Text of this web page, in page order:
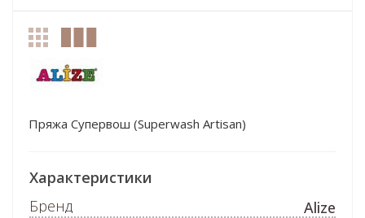
Пряжа Супервош (Superwash Artisan)
Характеристики
Бренд
Alize